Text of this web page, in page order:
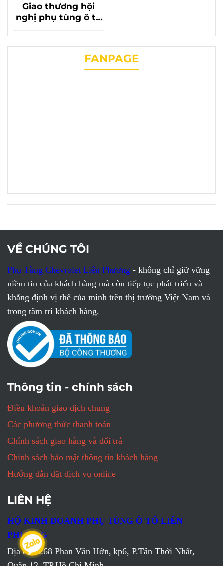
Giao thương hội
nghị phụ tùng ô tô
mặt của phụ tùng
chevrolet liên
FANPAGE
VỀ CHÚNG TÔI
Phụ Tùng Chevrolet Liên Phương - không chỉ giữ vững
niềm tin của khách hàng mà còn tiếp tục phát triển và
khẳng định vị thế của mình trên thị trường Việt Nam và
trong tâm trí khách hàng.
Thông tin - chính sách
Điều khoản giao dịch chung
Các phương thức thanh toán
Chính sách giao hàng và đổi trả
Chính sách bảo mật thông tin khách hàng
Hướng dẫn đặt dịch vụ online
LIÊN HỆ
HỘ KINH DOANH PHỤ TÙNG Ô TÔ LIÊN
PHƯƠNG
Địa chỉ: 268 Phan Văn Hớn, kp6, P.Tân Thới Nhất,